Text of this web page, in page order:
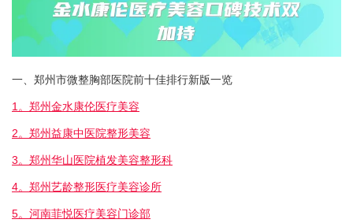
一、郑州市微整胸部医院前十佳排行新版一览
1。郑州金水康伦医疗美容
2。郑州益康中医院整形美容
3。郑州华山医院植发美容整形科
4。郑州艺龄整形医疗美容诊所
5。河南菲悦医疗美容门诊部